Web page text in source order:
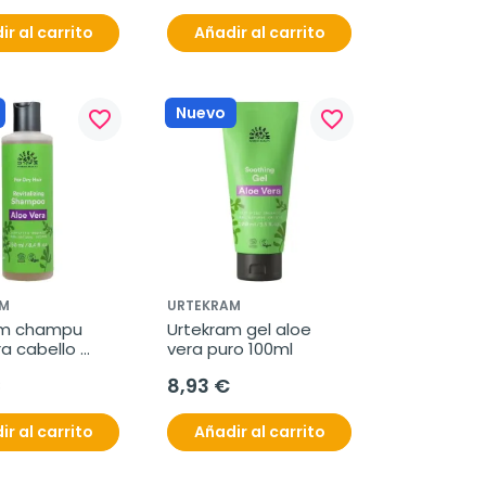
al carrito Añadir al carrito
favorite_border
champu
cabello
al carrito
Nuevo favorite_border
URTEKRAM
Urtekram gel aloe
vera puro 100ml
8,93 €
Añadir al carrito